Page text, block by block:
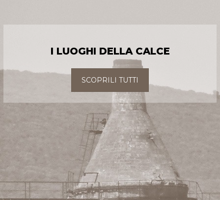
I LUOGHI DELLA CALCE
SCOPRILI TUTTI